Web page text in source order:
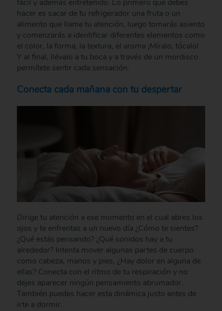
fácil y además entretenido. Lo primero que debes
hacer es sacar de tu refrigerador una fruta o un
alimento que llame tu atención, luego tomarás asiento
y comenzarás a identificar diferentes elementos como
el color, la forma, la textura, el aroma ¡Míralo, tócalo!
Y al final, llévalo a tu boca y a través de un mordisco
permítete sentir cada sensación.
Conecta cada mañana con tu despertar
Dirige tu atención a ese momento en el cual abres los
ojos y te enfrentas a un nuevo día ¿Cómo te sientes?
¿Qué estás pensando? ¿Qué sonidos hay a tu
alrededor? Intenta mover algunas partes de cuerpo
como cabeza, manos y pies, ¿Hay dolor en alguna de
ellas? Conecta con el ritmo de tu respiración y no
dejes aparecer ningún pensamiento abrumador.
También puedes hacer esta dinámica justo antes de
irte a dormir.